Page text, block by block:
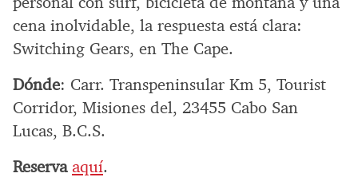
cena inolvidable, la respuesta está clara:
Switching Gears, en The Cape.
Dónde: Carr. Transpeninsular Km 5, Tourist
Corridor, Misiones del, 23455 Cabo San
Lucas, B.C.S.
Reserva aquí.